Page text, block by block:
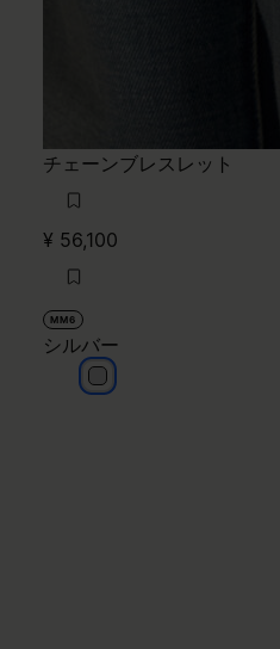
チェーンブレスレット
¥ 56,100
MM6
シルバー
シルバー